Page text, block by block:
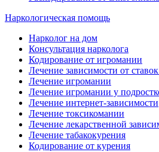
Наркологическая помощь
Нарколог на дом
Консультация нарколога
Кодирование от игромании
Лечение зависимости от
Лечение игромании
Лечение игромании у
Лечение интернет-зависимости
Лечение токсикомании
Лечение лекарственной
Лечение табакокурения
Кодирование от курения